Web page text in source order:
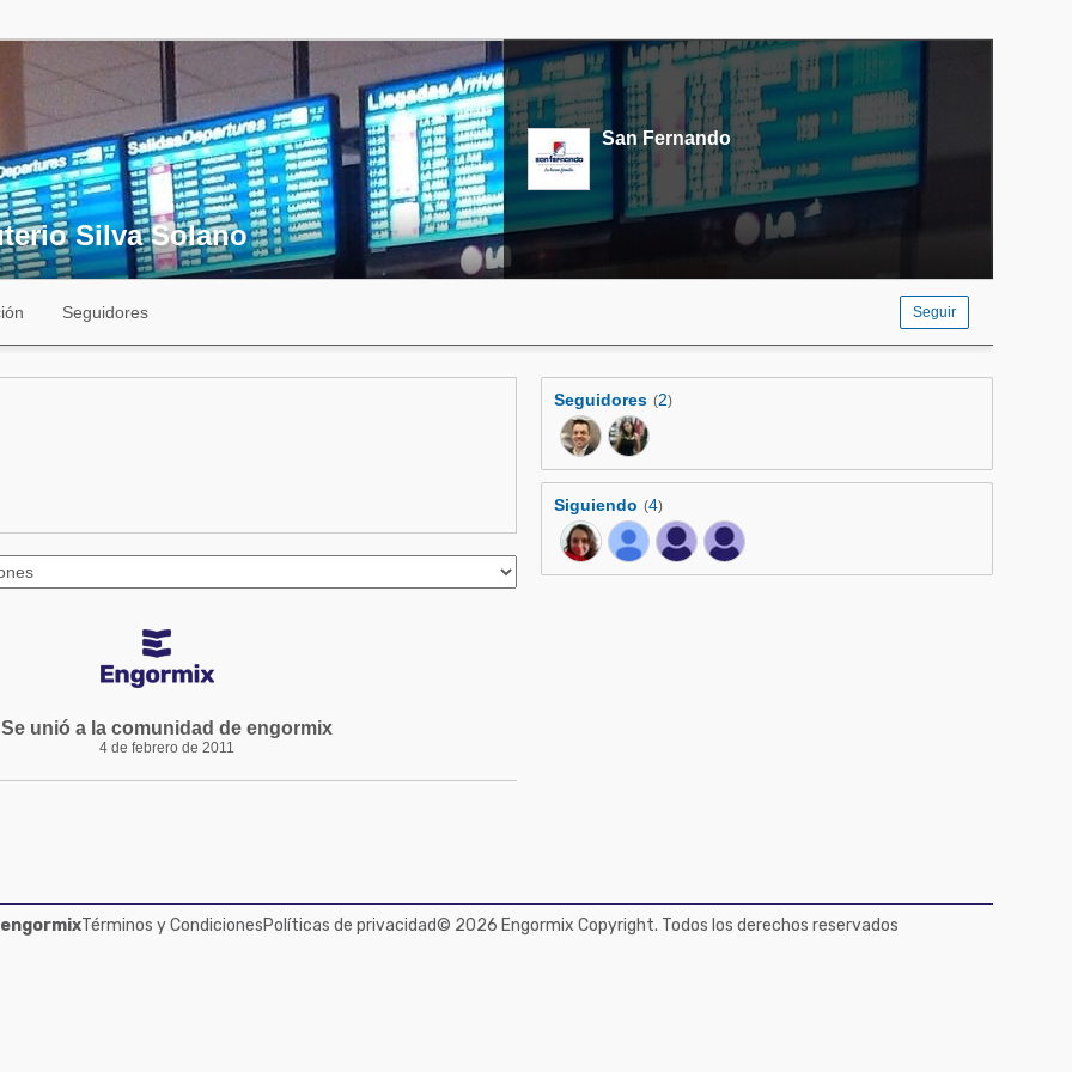
Silva Solano
San Fernando
Seguidores Seguir
Se unió a la comunidad de engormix
4 de febrero de 2011
Seguidores (2)
Siguiendo (4)
Términos y CondicionesPolíticas de privacidad© 2026 Engormix Copyright. Todos los derechos reservados